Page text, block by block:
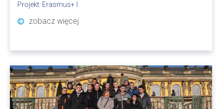
Projekt: Erasmus+ I
zobacz więcej